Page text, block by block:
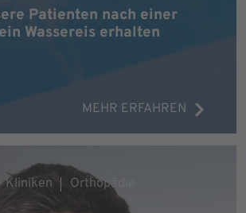
Patienten nach einer
Wassereis erhalten
MEHR ERFAHREN
Kliniken Orthopädie